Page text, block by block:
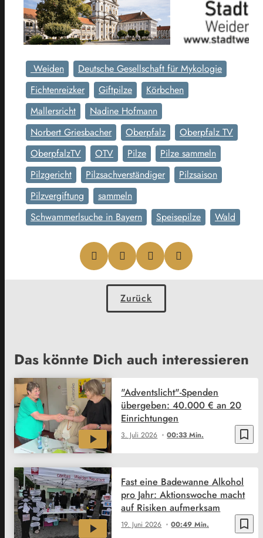
Weiden
Deutsche Gesellschaft für Mykologie
Fichtenreizker
Giftpilze
Körbchen
Mallersricht
Nadine Hofmann
Norbert Griesbacher
Oberpfalz
Oberpfalz TV
OberpfalzTV
OTV Pilze
Pilze sammeln
Pilzgericht
Pilzsachverständiger
Pilzsaison
Pilzvergiftung
sammeln
Schwammerlsuche in Bayern
Speisepilze Wald
Zurück
Das könnte Dich auch interessieren
bookmark_border
3. Juli 2026 00:33 Min.
"Adventslicht"-Spenden
übergeben: 40.000 € an 20
Einrichtungen
bookmark_border
19. Juni 2026 00:49 Min.
Fast eine Badewanne Alkohol
pro Jahr: Aktionswoche macht
auf Risiken aufmerksam